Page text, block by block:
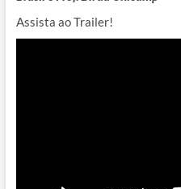
Assista ao Trailer!